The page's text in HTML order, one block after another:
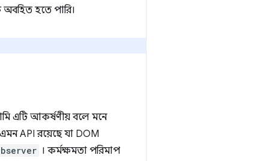
হতে পারি।
এটি আকর্ষণীয় বলে মনে
API রয়েছে যা DOM
। কর্মক্ষমতা পরিমাপ